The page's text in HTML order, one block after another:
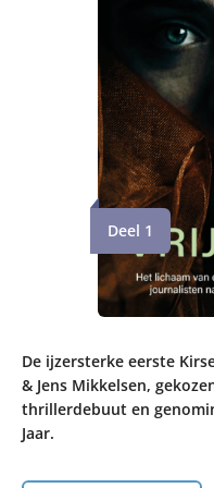
Deel 1
De ijzersterke eerste
& Jens Mikkelsen,
thrillerdebuut en
Jaar.